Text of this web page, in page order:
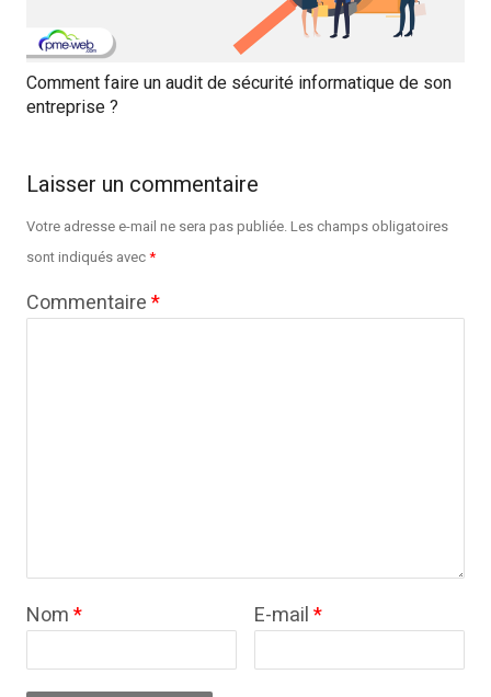
Comment faire un audit de sécurité informatique de son
entreprise ?
Laisser un commentaire
Votre adresse e-mail ne sera pas publiée.Les champs obligatoires
sont indiqués avec*
Commentaire*
Nom* E-mail*